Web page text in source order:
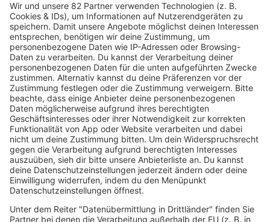
Dinnerparty
Eurodance
Grunge
Hiphop & Rap
Hiphop deutsch
House
Ibiza
Loveparade
Lovesongs
Mayday
Rave
Reggae
RnB Ballads
Rock
Soul & RnB